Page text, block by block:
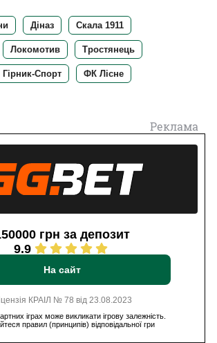
Діназ Скала 1911
Локомотив Тростянець
Гірник-Спорт ФК Лісне
Реклама
грн за депозит
9.9
На сайт
КРАІЛ № 78 від 23.08.2023
іграх може викликати ігрову залежність.
правил (принципів) відповідальної гри